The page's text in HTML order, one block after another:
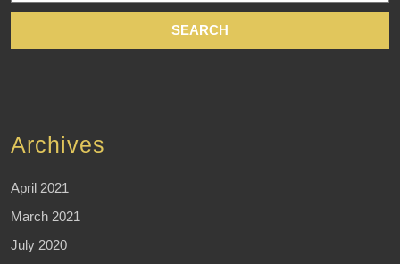
Archives
April 2021
March 2021
July 2020